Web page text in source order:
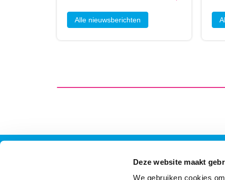
Deze website maakt
We gebruiken cookies
alle nieuwsberichten
Contactinformatie